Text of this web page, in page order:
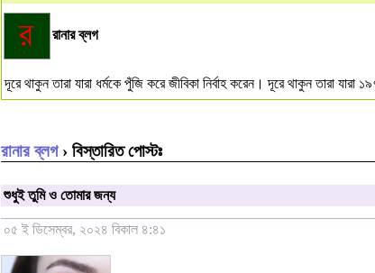
রানার ব্লগ
দূরে থাকুন তারা যারা ধর্মকে পুঁজি করে জীবিকা নির্বাহ করেন। দূরে থাকুন তারা
রানার ব্লগ› বিস্তারিত পোস্টঃ
শুধুই তুমি ও তোমার জন্য
০৫ ই ডিসেম্বর, ২০২৪ বিকাল ৪:৪১